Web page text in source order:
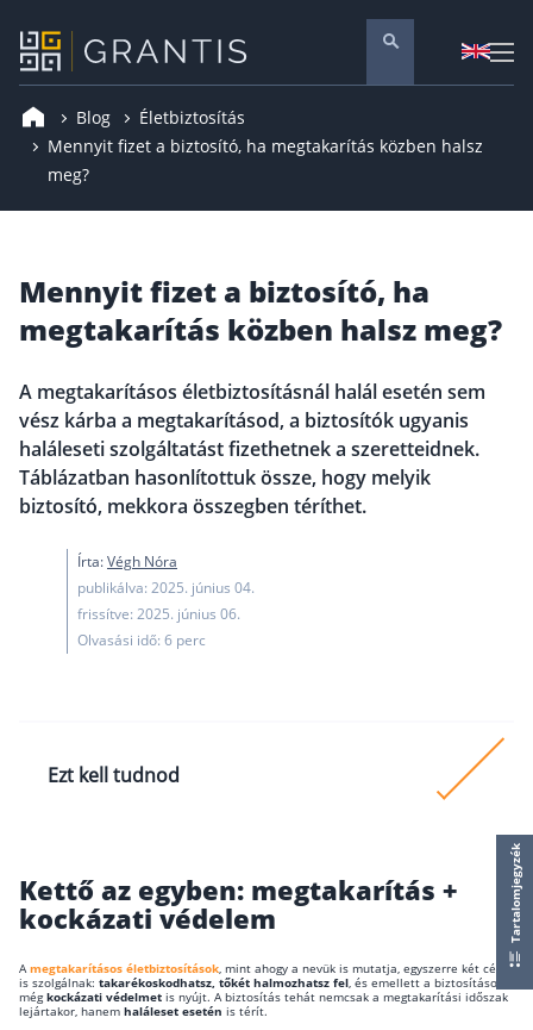
Pénzügyi tanácsadás
Nyugdíj előtakarékosság
Melyiket válaszd? Nyugdíjbiztosítás, NYESZ vagy
ÖNYP?
Nyugdíj előtakarékossági számla (NYESZ)
Nyugdíj megtakarítás – Így válassz
Magánnyugdíjpénztár összefoglaló
Nyugdíjkorhatár táblázat és útmutató
Önkéntes Nyugdíjpénztárak hozamai
Nyugdíjbiztosítás
Önkéntes nyugdíjpénztár vagy
KATA Nyugdíj: így használd ki az
Nyugdíjbiztosítás kalkulátor
Nyugdíjbiztosítás hozamok
Nyugdíjbiztosítás költségek
Életbiztosítások
Blog
Életbiztosítás
Mennyit fizet a biztosító, ha megtakarítás közben halsz
meg?
Mennyit fizet a biztosító, ha
megtakarítás közben halsz meg?
A megtakarításos életbiztosításnál halál esetén sem
vész kárba a megtakarításod, a biztosítók ugyanis
haláleseti szolgáltatást fizethetnek a szeretteidnek.
Táblázatban hasonlítottuk össze, hogy melyik
biztosító, mekkora összegben téríthet.
Írta:Végh Nóra
publikálva: 2025. június 04.
frissítve: 2025. június 06.
Olvasási idő: 6 perc
Ezt kell tudnod
A biztosítók jellemzően 1 és 5 millió forint
Az ajánlatok között van különbség abban, hogy
bármely okú halálra térítenek, vagy csak baleseti
halálra.
Kettő az egyben: megtakarítás +
kockázati védelem
Amegtakarításos életbiztosítások, mint ahogy a nevük is mutatja, egyszerre két célt
is szolgálnak: takarékoskodhatsz, tőkét halmozhatsz fel, és emellett a biztosításod
mégkockázati védelmet is nyújt. A biztosítás tehát nemcsak a megtakarítási időszak
lejártakor, hanem haláleset esetén is térít.
Tartalomjegyzék